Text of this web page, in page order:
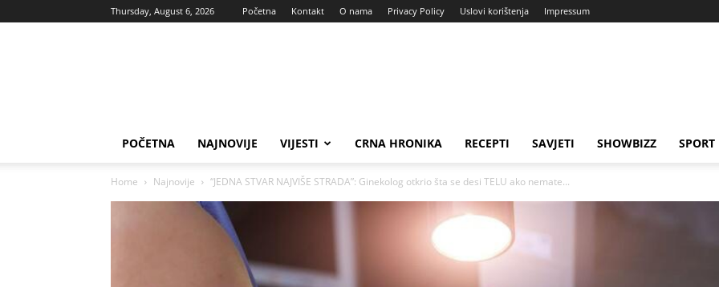
Thursday, August 6, 2026 Početna Kontakt O nama Privacy Policy Uslovi korištenja Impressum
POČETNA NAJNOVIJE VIJESTI CRNA HRONIKA RECEPTI SAVJETI SHOWBIZZ SPORT
Home Najnovije “JEDNA STVAR NAJVIŠE STRADA”: Ginekolog otkrio šta se desi TELU ako nemate...